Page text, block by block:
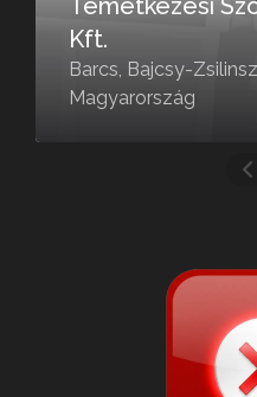
Szolgáltató
Bajcsy-Zsilinszky u., 7570